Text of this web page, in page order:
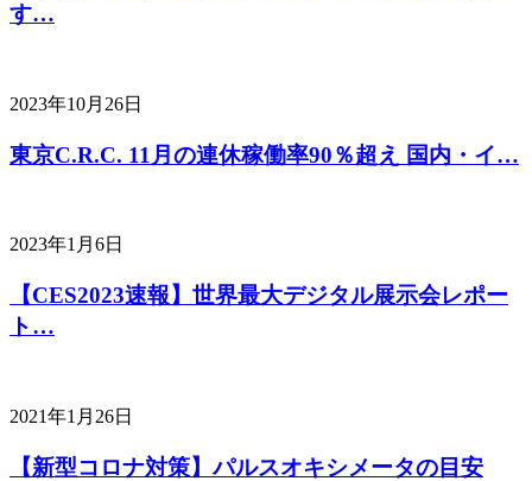
す…
2023年10月26日
東京C.R.C. 11月の連休稼働率90％超え 国内・イ…
2023年1月6日
【CES2023速報】世界最大デジタル展示会レポー
ト…
2021年1月26日
【新型コロナ対策】パルスオキシメータの目安